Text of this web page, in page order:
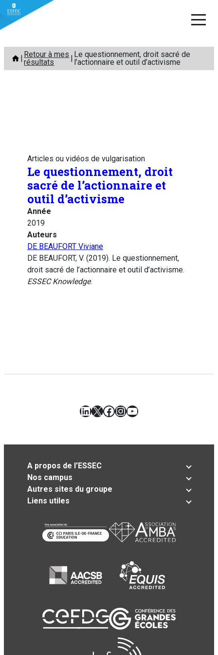
Aller
contenu
Retour à mes
résultats
Le questionnement, droit sacré de
l’actionnaire et outil d’activisme
Articles ou vidéos de vulgarisation
Le questionnement, droit
sacré de l’actionnaire et
outil d’activisme
Année
2019
Auteurs
DE BEAUFORT Viviane
DE BEAUFORT, V. (2019). Le questionnement,
droit sacré de l’actionnaire et outil d’activisme.
ESSEC Knowledge.
LinkedIn
X Facebook
Instagram
YouTube
A propos de l’ESSEC
Nos campus
Autres sites du groupe
Liens utiles